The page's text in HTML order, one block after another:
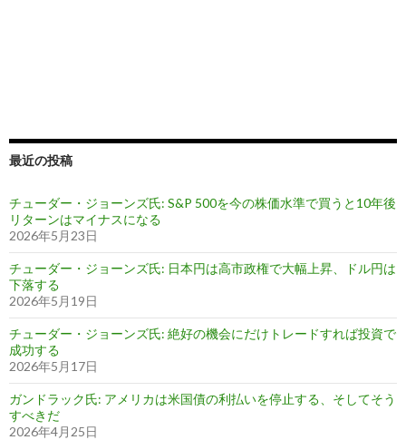
最近の投稿
チューダー・ジョーンズ氏: S&P 500を今の株価水準で買うと10年後
リターンはマイナスになる
2026年5月23日
チューダー・ジョーンズ氏: 日本円は高市政権で大幅上昇、ドル円は
下落する
2026年5月19日
チューダー・ジョーンズ氏: 絶好の機会にだけトレードすれば投資で
成功する
2026年5月17日
ガンドラック氏: アメリカは米国債の利払いを停止する、そしてそう
すべきだ
2026年4月25日